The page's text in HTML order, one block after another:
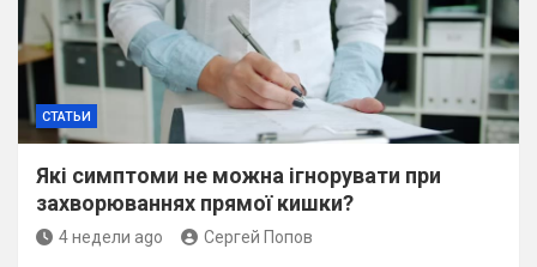
СТАТЬИ
Які симптоми не можна ігнорувати при
захворюваннях прямої кишки?
4 недели ago Сергей Попов